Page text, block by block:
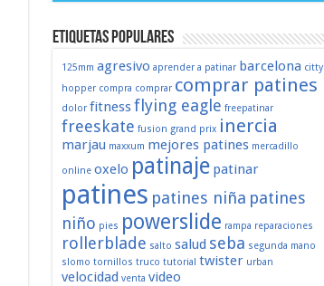
Etiquetas populares
125mm agresivo aprender a patinar barcelona citty
hopper compra comprar comprar patines
dolor fitnessflying eagle freepatinar
freeskate fusion grand prix inercia
marjau maxxum mejores patines mercadillo
online oxelo patinaje patinar
patines patines niña patines
niño pies powerslide rampa reparaciones
rollerblade salto salud seba segunda mano
slomo tornillos truco tutorial twister urban
velocidad venta video